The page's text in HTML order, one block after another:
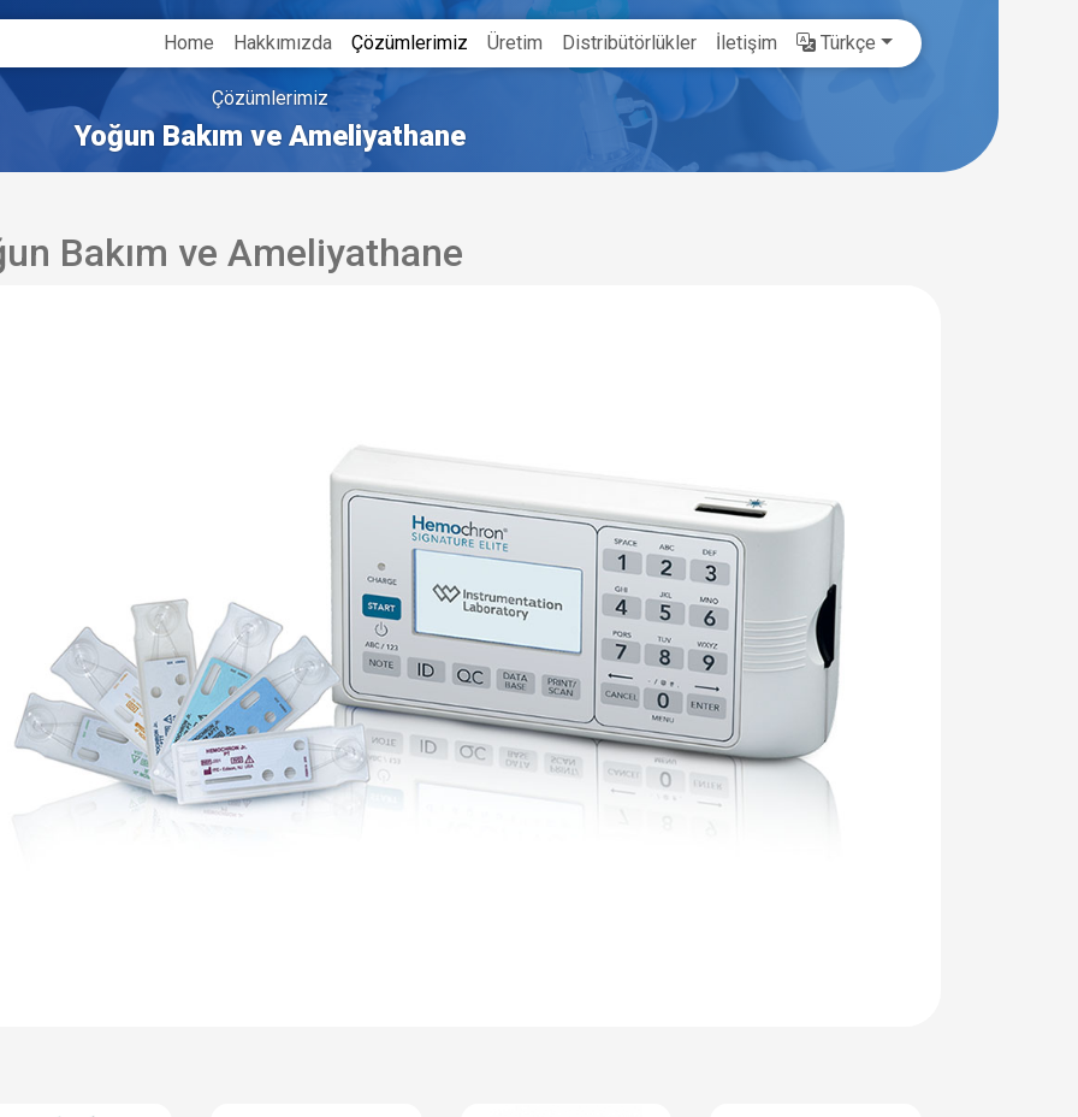
Home Hakkımızda Çözümlerimiz Üretim Distribütörlükler İletişim Türkçe
Çözümlerimiz
Yoğun Bakım ve Ameliyathane
Bakım ve Ameliyathane